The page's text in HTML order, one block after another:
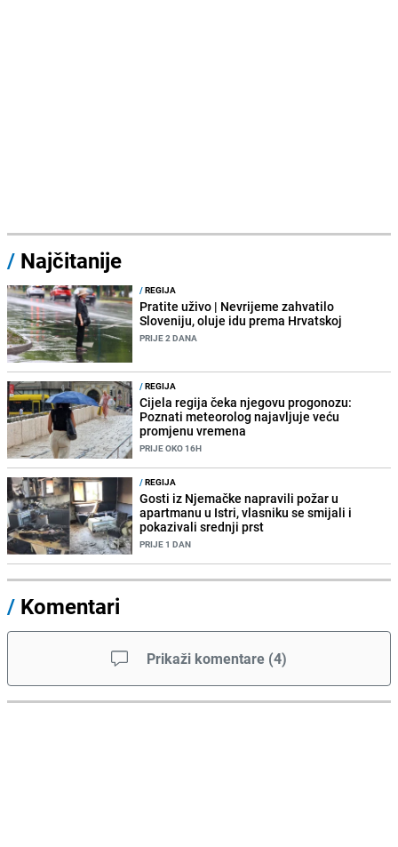
/ Najčitanije
/REGIJA
Pratite uživo | Nevrijeme zahvatilo
Sloveniju, oluje idu prema Hrvatskoj
PRIJE 2 DANA
/REGIJA
Cijela regija čeka njegovu progonozu:
Poznati meteorolog najavljuje veću
promjenu vremena
PRIJE OKO 16H
/REGIJA
Gosti iz Njemačke napravili požar u
apartmanu u Istri, vlasniku se smijali i
pokazivali srednji prst
PRIJE 1 DAN
/ Komentari
Prikaži komentare (4)